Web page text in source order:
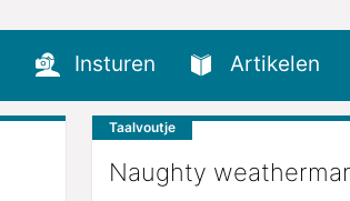
Insturen
Artikelen
Taalvoutje
Naughty